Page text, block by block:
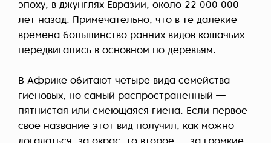
эпоху, в джунглях Евразии, около 22 000 000
лет назад. Примечательно, что в те далекие
времена большинство ранних видов кошачьих
передвигались в основном по деревьям.
В Африке обитают четыре вида семейства
гиеновых, но самый распространенный —
пятнистая или смеющаяся гиена. Если первое
свое название этот вид получил, как можно